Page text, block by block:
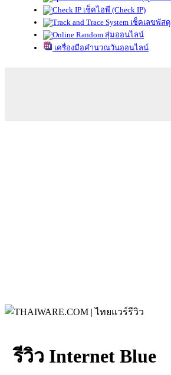
เช็คไอพี (Check IP)
เช็คเลขพัสดุ
สุ่มออนไลน์
เครื่องมือคำนวณวันออนไลน์
รีวิว Internet Blue